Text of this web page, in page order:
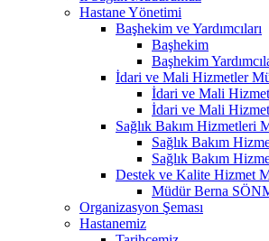
Hastane Yönetimi
Başhekim ve Yardımcıları
Başhekim
Başhekim
İdari ve Mali Hizmetler
İdari ve Mali
İdari ve Mali
Sağlık Bakım Hizmetleri
Sağlık Bakım
Sağlık Bakım
Destek ve Kalite Hizmet
Müdür Berna
Organizasyon Şeması
Hastanemiz